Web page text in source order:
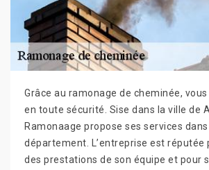
Grâce au ramonage de cheminée,
en toute sécurité. Sise dans la ville de
Ramonaage propose ses services
département. L’entreprise est réputée
des prestations de son équipe et pour